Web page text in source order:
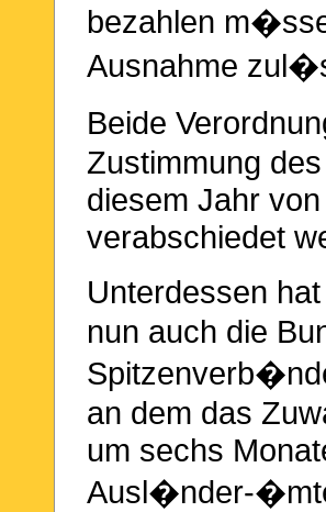
bezahlen
Ausnahme
Beide
Zustimmung
diesem Jahr
verabschiedet
Unterdessen
nun auch die
an dem das
um sechs
Ausl�nder-